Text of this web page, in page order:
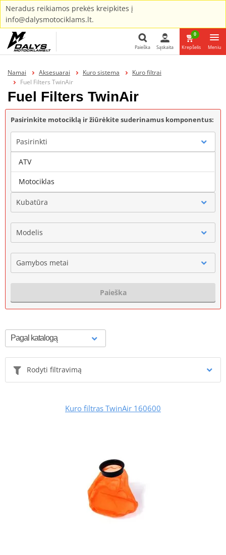
Neradus reikiamos prekės kreipkites į
info@dalysmotociklams.lt.
Paieška Sąskaita
0
Krepšelis Meniu
Namai Aksesuarai Kuro sistema
Kuro filtrai
Fuel Filters TwinAir
Fuel Filters TwinAir
Pasirinkite motociklą ir žiūrėkite suderinamus komponentus:
Pasirinkti
Gamintojas
Kubatūra
Modelis
Gamybos metai
Paieška
Rodyti filtravimą
Kuro filtras TwinAir 160600
ATV
Motociklas